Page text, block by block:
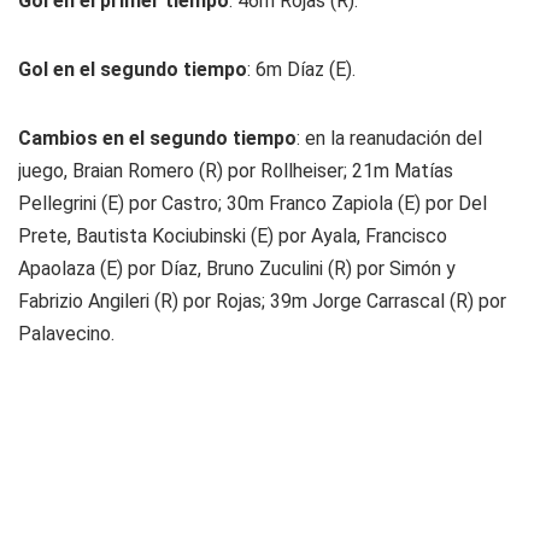
Gol en el segundo tiempo: 6m Díaz (E).
Cambios en el segundo tiempo: en la reanudación del
juego, Braian Romero (R) por Rollheiser; 21m Matías
Pellegrini (E) por Castro; 30m Franco Zapiola (E) por Del
Prete, Bautista Kociubinski (E) por Ayala, Francisco
Apaolaza (E) por Díaz, Bruno Zuculini (R) por Simón y
Fabrizio Angileri (R) por Rojas; 39m Jorge Carrascal (R) por
Palavecino.